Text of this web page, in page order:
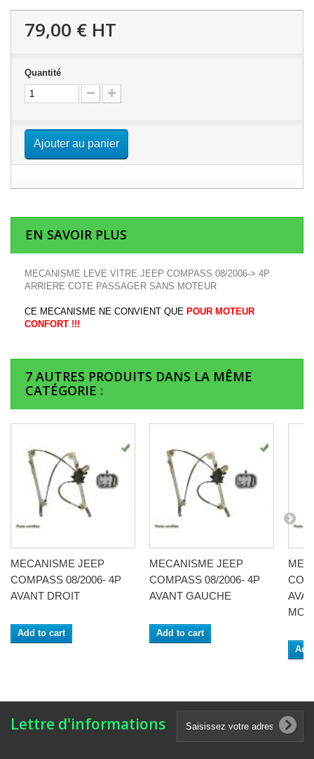
79,00 € HT
Quantité
Ajouter au panier
EN SAVOIR PLUS
MECANISME LEVE VITRE JEEP COMPASS 08/2006-> 4P
ARRIERE COTE PASSAGER SANS MOTEUR
CE MECANISME NE CONVIENT QUE POUR MOTEUR
CONFORT !!!
7 AUTRES PRODUITS DANS LA MÊME
CATÉGORIE :
MECANISME JEEP
COMPASS 08/2006- 4P
AVANT DROIT
Add to cart
MECANISME JEEP
COMPASS 08/2006- 4P
AVANT GAUCHE
Add to cart
Lettre d'informations